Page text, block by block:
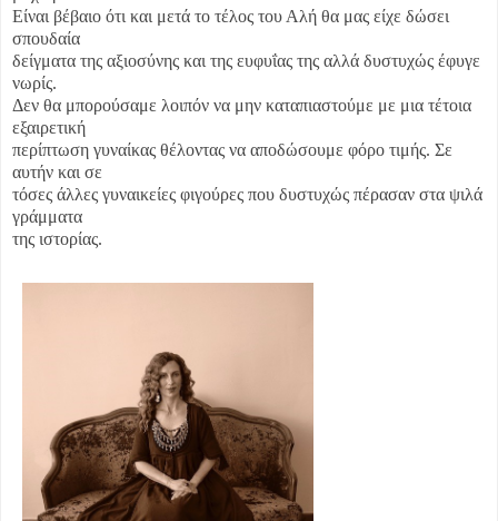
Είναι βέβαιο ότι και μετά το τέλος του Αλή θα μας είχε δώσει
σπουδαία
δείγματα της αξιοσύνης και της ευφυΐας της αλλά δυστυχώς έφυγε
νωρίς.
Δεν θα μπορούσαμε λοιπόν να μην καταπιαστούμε με μια τέτοια
εξαιρετική
περίπτωση γυναίκας θέλοντας να αποδώσουμε φόρο τιμής. Σε
αυτήν και σε
τόσες άλλες γυναικείες φιγούρες που δυστυχώς πέρασαν στα ψιλά
γράμματα
της ιστορίας.